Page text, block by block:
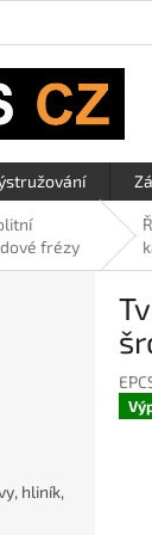
frézy
hliník,